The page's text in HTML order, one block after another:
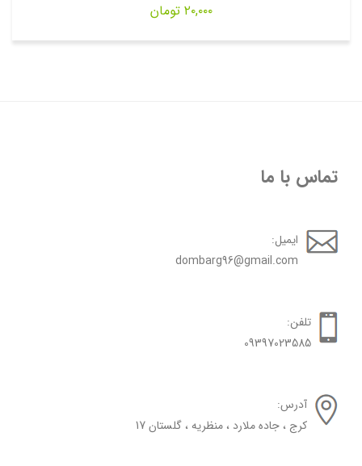
۲۰,۰۰۰ تومان
تماس با ما
ایمیل:
dombarg96@gmail.com
تلفن:
09397023585
آدرس:
کرج ، جاده ملارد ، منظریه ، گلستان 17